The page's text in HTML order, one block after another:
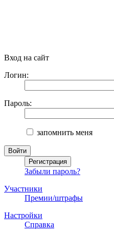
Вход на сайт
Логин:
Пароль:
запомнить меня
Забыли пароль?
Участники
Премии/штрафы
Настройки
Справка